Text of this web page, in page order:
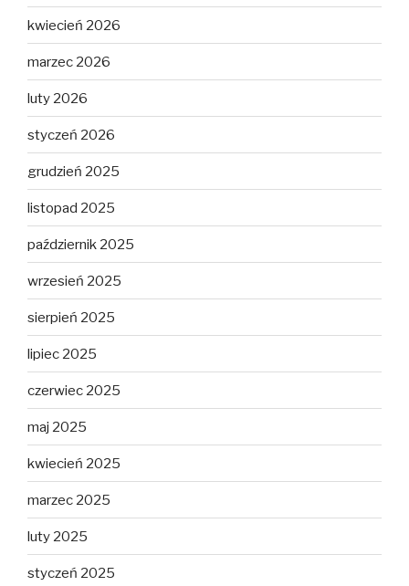
kwiecień 2026
marzec 2026
luty 2026
styczeń 2026
grudzień 2025
listopad 2025
październik 2025
wrzesień 2025
sierpień 2025
lipiec 2025
czerwiec 2025
maj 2025
kwiecień 2025
marzec 2025
luty 2025
styczeń 2025